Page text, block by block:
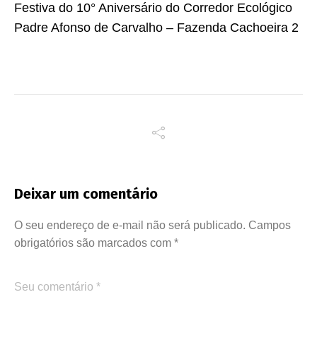
Festiva do 10° Aniversário do Corredor Ecológico
Padre Afonso de Carvalho – Fazenda Cachoeira 2
Deixar um comentário
O seu endereço de e-mail não será publicado. Campos
obrigatórios são marcados com *